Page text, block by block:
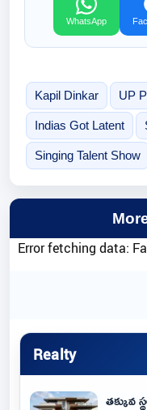
WhatsApp
Kapil Dinkar UP
Indias Got Latent
Singing Talent Show
Error fetching data:
Realty
తక్కువ